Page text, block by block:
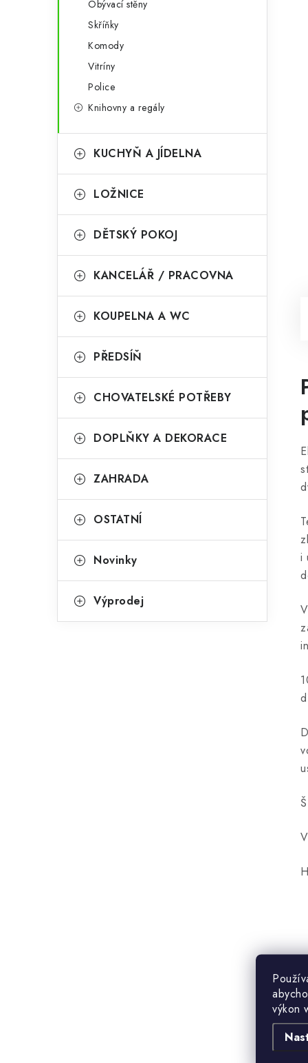
výkon
Obývací stěny
Skříňky
Komody
Vitríny
Police
Knihovny a regály
KUCHYŇ A JÍDELNA
LOŽNICE
DĚTSKÝ POKOJ
KANCELÁŘ / PRACOVNA
KOUPELNA A WC
PŘEDSÍŇ
CHOVATELSKÉ POTŘEBY
DOPLŇKY A DEKORACE
ZAHRADA
OSTATNÍ
Novinky
Výprodej
i